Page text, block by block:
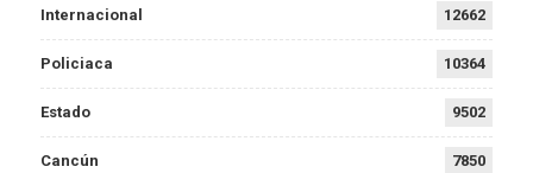
Internacional 12662
Policiaca 10364
Estado 9502
Cancún 7850